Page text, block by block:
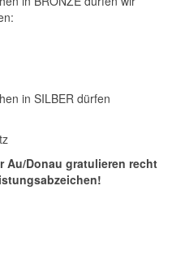
in SILBER dürfen
Au/Donau gratulieren recht